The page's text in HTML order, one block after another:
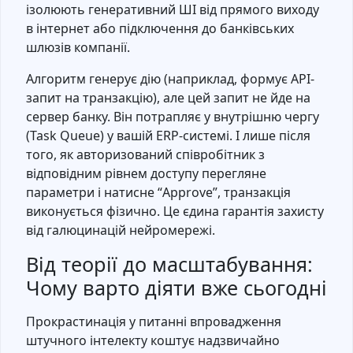
ізолюють генеративний ШІ від прямого виходу
в інтернет або підключення до банківських
шлюзів компанії.
Алгоритм генерує дію (наприклад, формує API-
запит на транзакцію), але цей запит не йде на
сервер банку. Він потрапляє у внутрішню чергу
(Task Queue) у вашій ERP-системі. І лише після
того, як авторизований співробітник з
відповідним рівнем доступу перегляне
параметри і натисне “Approve”, транзакція
виконується фізично. Це єдина гарантія захисту
від галюцинацій нейромережі.
Від теорії до масштабування:
Чому варто діяти вже сьогодні
Прокрастинація у питанні впровадження
штучного інтелекту коштує надзвичайно